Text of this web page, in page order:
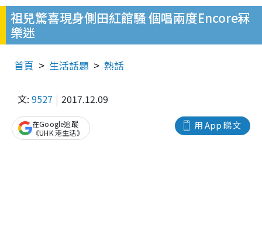
祖兒驚喜現身側田紅館騷 個唱兩度Encore冧
樂迷
首頁 生活話題 熱話
文: 9527 2017.12.09
用 App 睇文
在Google追蹤
《UHK 港生活》